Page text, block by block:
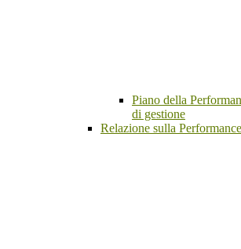
Piano della
di gestione
Relazione sulla Performance